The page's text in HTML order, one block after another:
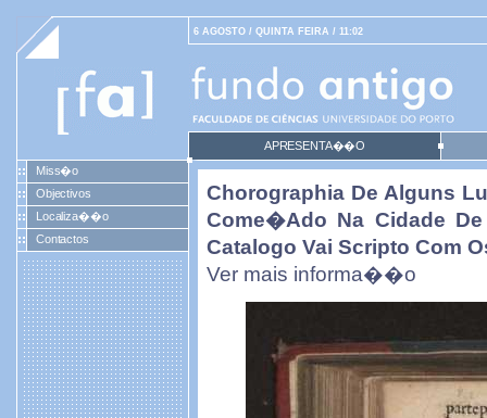
6 AGOSTO / QUINTA FEIRA / 11:02
APRESENTA��O
Miss�o
Objectivos
Localiza��o
Contactos
Chorographia De Alguns
Come�ado Na Cidade
Catalogo Vai Scripto Com
Ver mais informa��o